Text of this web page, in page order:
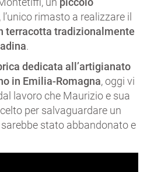
, l’unico rimasto a realizzare il
terracotta tradizionalmente
.
dedicata all’artigianato
in Emilia-Romagna, oggi vi
lavoro che Maurizio e sua
per salvaguardare un
stato abbandonato e